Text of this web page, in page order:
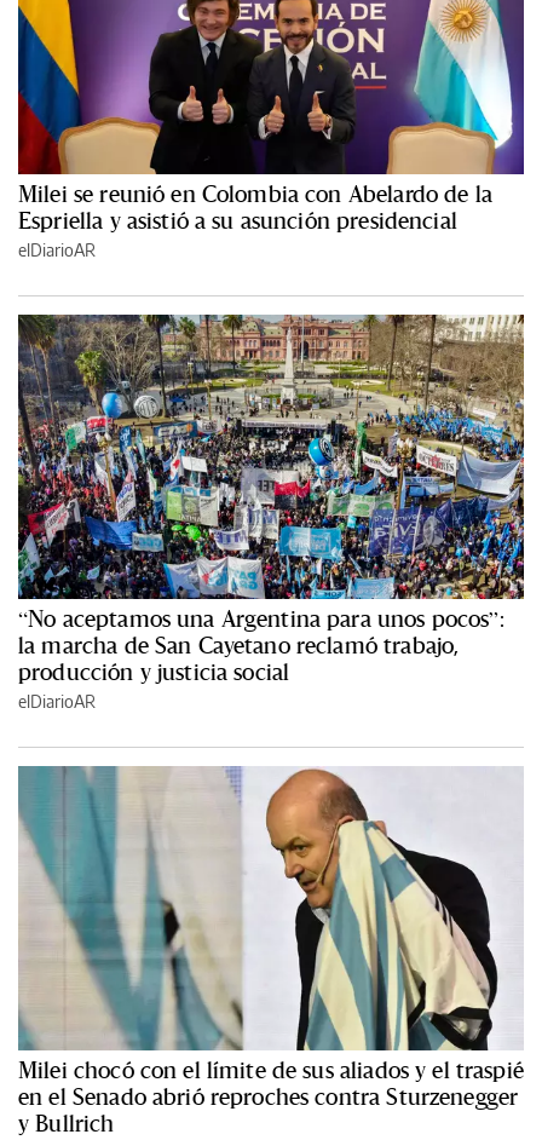
Milei se reunió en Colombia con Abelardo de la
Espriella y asistió a su asunción presidencial
elDiarioAR
“No aceptamos una Argentina para unos pocos”:
la marcha de San Cayetano reclamó trabajo,
producción y justicia social
elDiarioAR
Milei chocó con el límite de sus aliados y el traspié
en el Senado abrió reproches contra Sturzenegger
y Bullrich